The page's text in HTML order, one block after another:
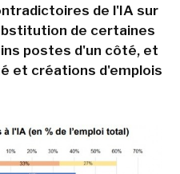
de l'IA sur
de certaines
postes d'un côté, et
et créations d'emplois